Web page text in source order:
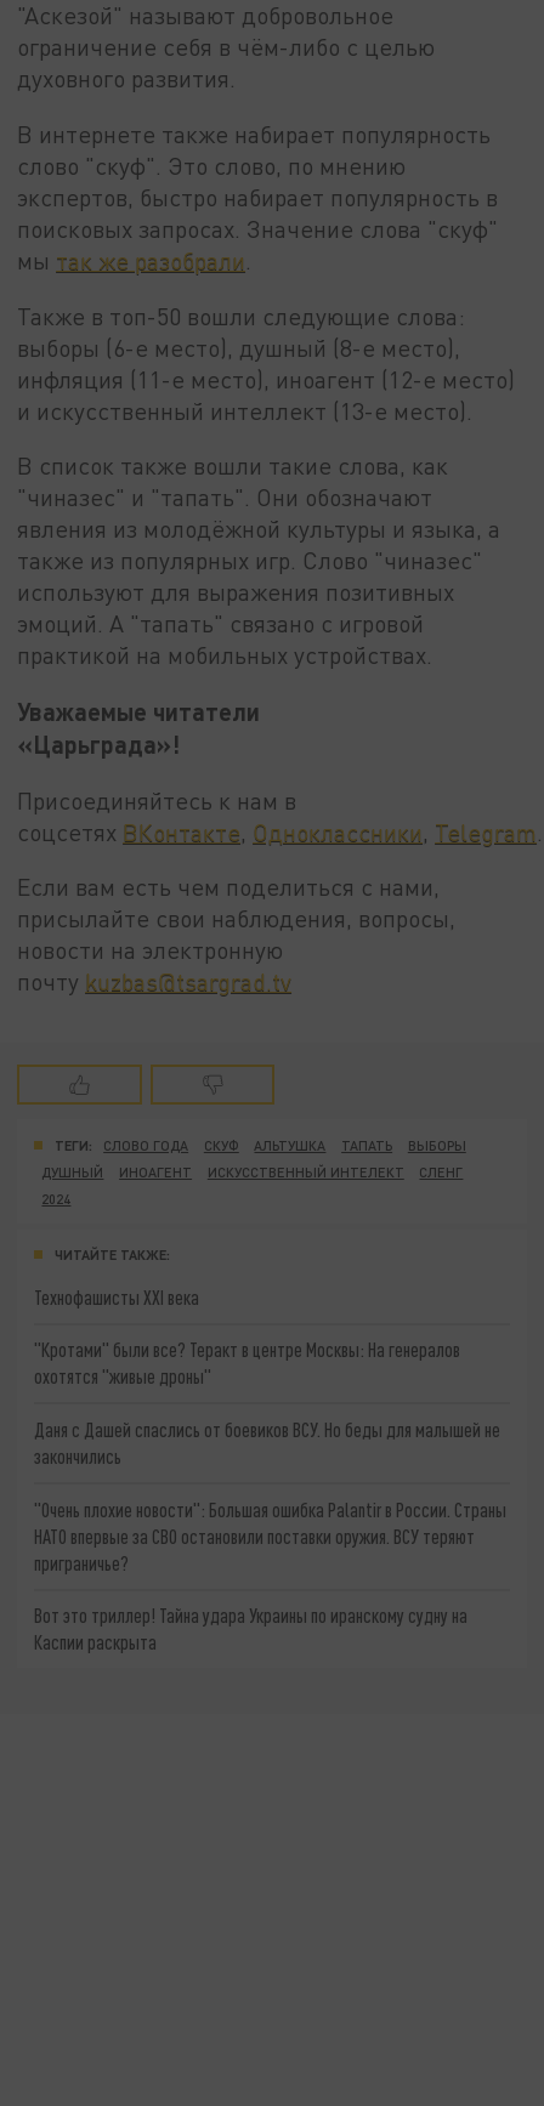
"Аскезой" называют добровольное
ограничение себя в чём-либо с целью
духовного развития.
В интернете также набирает популярность
слово "скуф". Это слово, по мнению
экспертов, быстро набирает популярность в
поисковых запросах. Значение слова "скуф"
мы так же разобрали
Также в топ-50 вошли следующие слова:
выборы (6-е место), душный (8-е место),
инфляция (11-е место), иноагент (12-е место)
и искусственный интеллект (13-е место).
В список также вошли такие слова, как
"чиназес" и "тапать". Они обозначают
явления из молодёжной культуры и языка, а
также из популярных игр. Слово "чиназес"
используют для выражения позитивных
эмоций. А "тапать" связано с игровой
практикой на мобильных устройствах.
Уважаемые читатели
«Царьграда»!
Присоединяйтесь к нам в
соцсетях ВКонтакте Одноклассники Telegram
Если вам есть чем поделиться с нами,
присылайте свои наблюдения, вопросы,
новости на электронную
почту kuzbas@tsargrad.tv
ТЕГИ: СЛОВО ГОДА СКУФ АЛЬТУШКА ТАПАТЬ
ВЫБОРЫ
ДУШНЫЙ
ИНОАГЕНТ ИСКУССТВЕННЫЙ ИНТЕЛЕКТ
СЛЕНГ
2024
ЧИТАЙТЕ ТАКЖЕ:
Технофашисты XXI века
"Кротами" были все? Теракт в центре Москвы: На генералов
охотятся "живые дроны"
Даня с Дашей спаслись от боевиков ВСУ. Но беды для малышей не
закончились
"Очень плохие новости": Большая ошибка Palantir в России. Страны
НАТО впервые за СВО остановили поставки оружия. ВСУ теряют
приграничье?
Вот это триллер! Тайна удара Украины по иранскому судну на
Каспии раскрыта